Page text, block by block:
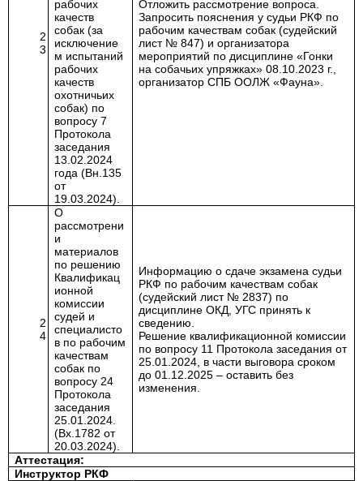
2
3
рабочих
качеств
собак (за
исключение
м испытаний
рабочих
качеств
охотничьих
собак) по
вопросу 7
Протокола
заседания
13.02.2024
года (Вн.135
от
19.03.2024).
Отложить рассмотрение вопроса.
Запросить поясненияу судьи РКФ по
рабочим качествам собак (судейский
лист № 847) и организатора
мероприятий по дисциплине «Гонки
на собачьих упряжках» 08.10.2023 г.,
организатор СПБ ООЛЖ «Фауна».
2
4
О
рассмотрени
и
материалов
по решению
Квалификац
ионной
комиссии
судей и
специалисто
в по рабочим
качествам
собак по
вопросу 24
Протокола
заседания
25.01.2024.
(Вх.1782 от
20.03.2024).
Информацию о сдаче экзамена судьи
РКФ по рабочим качествам собак
(судейский лист № 2837) по
дисциплине ОКД, УГС принять к
сведению.
Решение квалификационной комиссии
по вопросу 11 Протокола заседания от
25.01.2024, в части выговора сроком
до 01.12.2025 – оставить без
изменения.
Аттестация:
Инструктор РКФ